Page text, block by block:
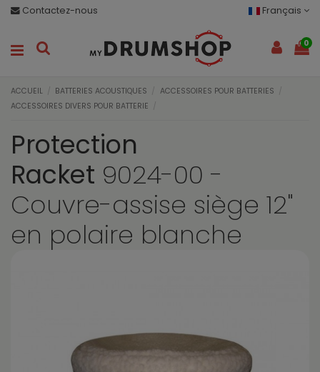
Contactez-nous Français
0
ACCUEIL BATTERIES ACOUSTIQUES
ACCESSOIRES POUR BATTERIES
ACCESSOIRES DIVERS POUR BATTERIE
Protection
Racket 9024-00 -
Couvre-assise siège 12"
en polaire blanche